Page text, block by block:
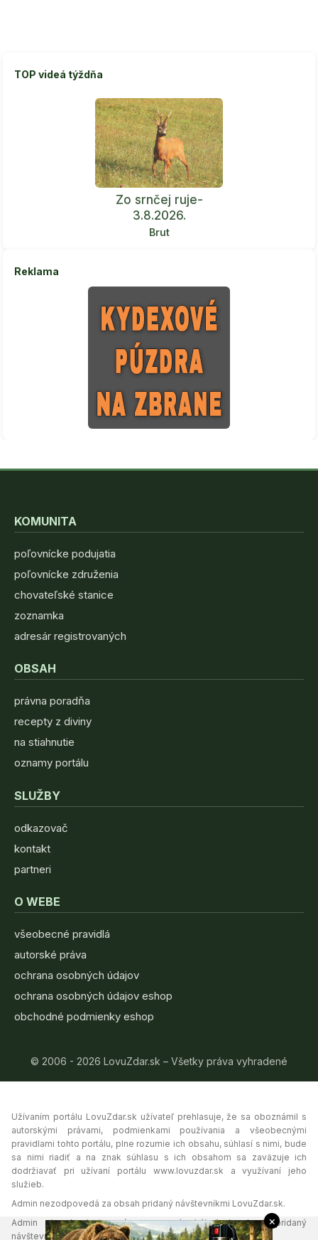
TOP videá týždňa
Zo srnčej ruje-
3.8.2026.
Brut
Reklama
KOMUNITA
poľovnícke podujatia
poľovnícke združenia
chovateľské stanice
zoznamka
adresár registrovaných
OBSAH
právna poradňa
recepty z diviny
na stiahnutie
oznamy portálu
SLUŽBY
odkazovač
kontakt
partneri
O WEBE
všeobecné pravidlá
autorské práva
ochrana osobných údajov
ochrana osobných údajov eshop
obchodné podmienky eshop
© 2006 - 2026 LovuZdar.sk – Všetky práva vyhradené
Užívaním portálu LovuZdar.sk užívateľ prehlasuje, že sa oboznámil s
autorskými právami, podmienkami používania a všeobecnými
pravidlami tohto portálu, plne rozumie ich obsahu, súhlasí s nimi, bude
sa nimi riadiť a na znak súhlasu s ich obsahom sa zaväzuje ich
dodržiavať pri užívaní portálu www.lovuzdar.sk a využívaní jeho
služieb.
Admin nezodpovedá za obsah pridaný návštevníkmi LovuZdar.sk.
Admin si vyhradzuje právo vymazať akýkoľvek obsah pridaný
návštevníkmi portálu, ak tak uzná za vhodné.
×